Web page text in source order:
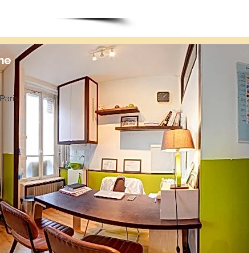
à Paris 11 |Ostéopathe paris 11
| l'ostéopathie permet de traiter les tendinites,